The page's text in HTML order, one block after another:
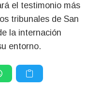
el testimonio más
tribunales de San
la internación
entorno.